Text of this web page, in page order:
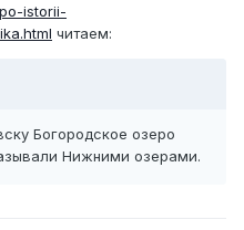
istorii-
читаем:
Богородское озеро
Нижними озерами.